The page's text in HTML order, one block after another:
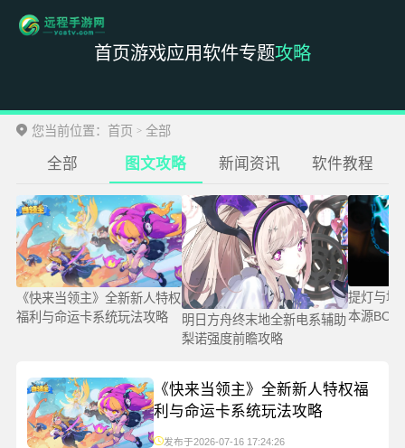
首页游戏应用软件专题攻略
您当前位置： 首页 > 全部
全部 图文攻略 新闻资讯 软件教程
《快来当领主》全新新人特权
福利与命运卡系统玩法攻略
明日方舟终末地全新电系辅助
梨诺强度前瞻攻略
提灯与地
本源
《快来当领主》全新新人特权福
利与命运卡系统玩法攻略
发布于2026-07-16 17:24:26